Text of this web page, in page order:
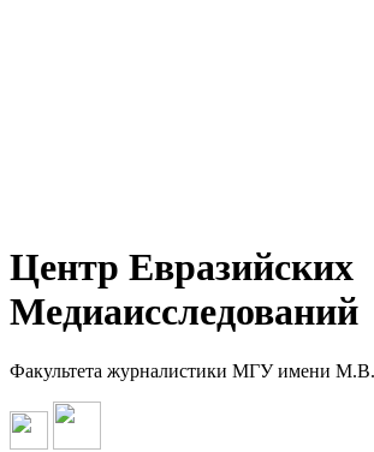
Центр Евразийских
Медиаисследований
Факультета журналистики МГУ имени